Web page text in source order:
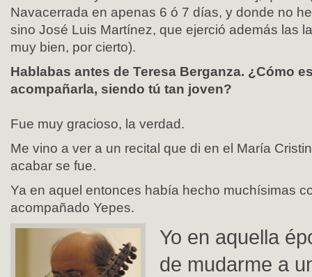
Navacerrada en apenas 6 ó 7 días, y donde no
sino José Luis Martínez, que ejerció además las
muy bien, por cierto).
Hablabas antes de Teresa Berganza. ¿Cómo
acompañarla, siendo tú tan joven?
Fue muy gracioso, la verdad.
Me vino a ver a un recital que di en el María
acabar se fue.
Ya en aquel entonces había hecho muchísimas
acompañado Yepes.
Yo en aquella
de mudarme a